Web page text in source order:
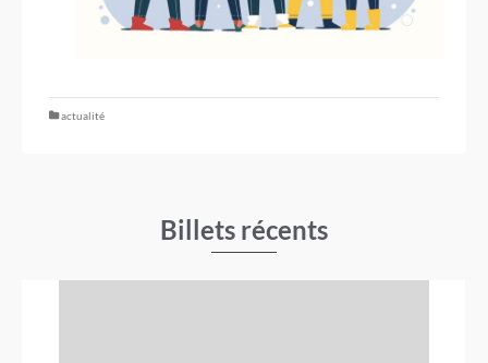
actualité
Billets récents